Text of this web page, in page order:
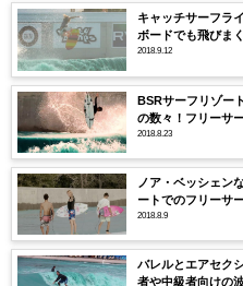
キャッチサーフラ
ボードでも飛びま
2018.9.12
BSRサーフリゾー
の数々！フリーサ
2018.8.23
ノア・ベッシェン
ートでのフリーサ
2018.8.9
バレルとエアセク
者や中級者向けの